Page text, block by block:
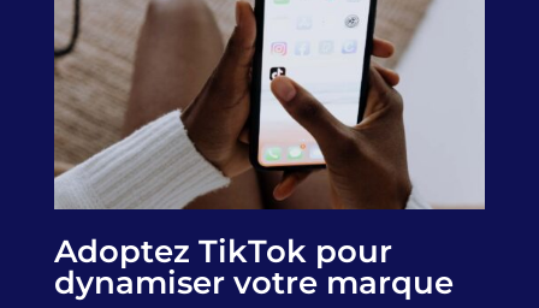
Adoptez TikTok pour
dynamiser votre marque